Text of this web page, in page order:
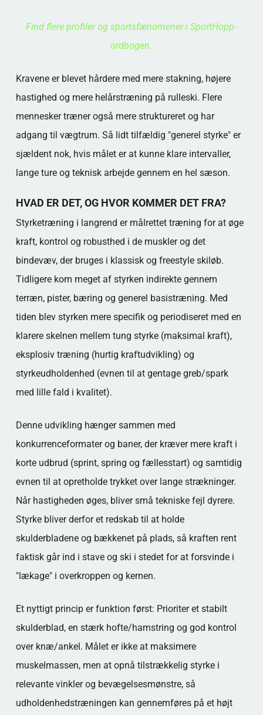
Find flere profiler og sportsfænomener i SportHopp-
ordbogen.
Kravene er blevet hårdere med mere stakning, højere
hastighed og mere helårstræning på rulleski. Flere
mennesker træner også mere struktureret og har
adgang til vægtrum. Så lidt tilfældig "generel styrke" er
sjældent nok, hvis målet er at kunne klare intervaller,
lange ture og teknisk arbejde gennem en hel sæson.
HVAD ER DET, OG HVOR KOMMER DET FRA?
Styrketræning i langrend er målrettet træning for at øge
kraft, kontrol og robusthed i de muskler og det
bindevæv, der bruges i klassisk og freestyle skiløb.
Tidligere kom meget af styrken indirekte gennem
terræn, pister, bæring og generel basistræning. Med
tiden blev styrken mere specifik og periodiseret med en
klarere skelnen mellem tung styrke (maksimal kraft),
eksplosiv træning (hurtig kraftudvikling) og
styrkeudholdenhed (evnen til at gentage greb/spark
med lille fald i kvalitet).
Denne udvikling hænger sammen med
konkurrenceformater og baner, der kræver mere kraft i
korte udbrud (sprint, spring og fællesstart) og samtidig
evnen til at opretholde trykket over lange strækninger.
Når hastigheden øges, bliver små tekniske fejl dyrere.
Styrke bliver derfor et redskab til at holde
skulderbladene og bækkenet på plads, så kraften rent
faktisk går ind i stave og ski i stedet for at forsvinde i
"lækage" i overkroppen og kernen.
Et nyttigt princip er funktion først: Prioriter et stabilt
skulderblad, en stærk hofte/hamstring og god kontrol
over knæ/ankel. Målet er ikke at maksimere
muskelmassen, men at opnå tilstrækkelig styrke i
relevante vinkler og bevægelsesmønstre, så
udholdenhedstræningen kan gennemføres på et højt